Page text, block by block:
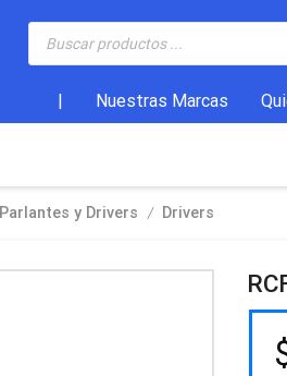
Nuestras Marcas
Parlantes y Drivers / Drivers